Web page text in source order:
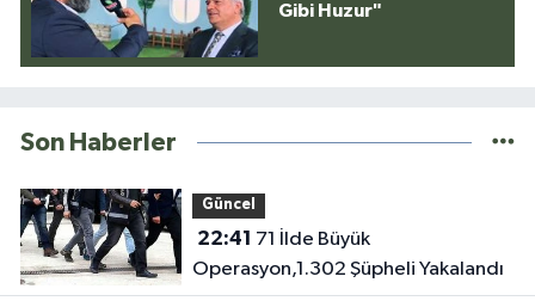
Gibi Huzur"
Son Haberler
Güncel
22:41
Operasyon,1.302 Şüpheli Yakalandı